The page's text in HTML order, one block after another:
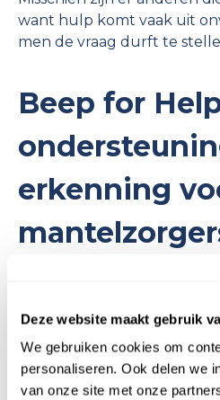
Deze website maakt gebruik
We gebruiken cookies om
personaliseren. Ook delen we
van onze site met onze
want hulp komt vaak uit
men de vraag durft te
Beep for
erkenning
praktische, dagelijkse
nu gaat om
begeleiding naar
mantelzorgers wat rust en